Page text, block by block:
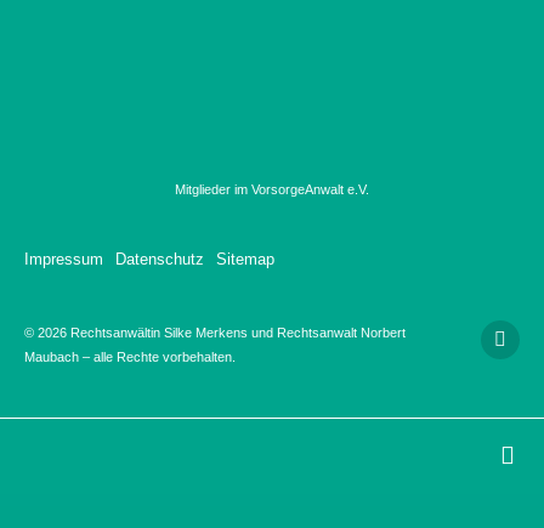
Mitglieder im VorsorgeAnwalt e.V.
Impressum Datenschutz Sitemap
© 2026 Rechtsanwältin Silke Merkens und Rechtsanwalt Norbert
Maubach – alle Rechte vorbehalten.